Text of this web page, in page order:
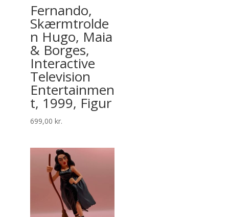
Fernando,
Skærmtrolde
n Hugo, Maia
& Borges,
Interactive
Television
Entertainmen
t, 1999, Figur
699,00 kr.